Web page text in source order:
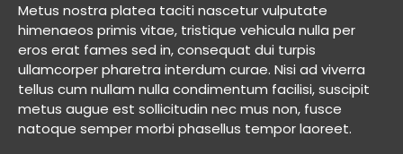
Metus nostra platea taciti nascetur vulputate
himenaeos primis vitae, tristique vehicula nulla per
eros erat fames sed in, consequat dui turpis
ullamcorper pharetra interdum curae. Nisi ad viverra
tellus cum nullam nulla condimentum facilisi, suscipit
metus augue est sollicitudin nec mus non, fusce
natoque semper morbi phasellus tempor laoreet.